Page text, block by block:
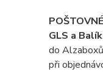
GLS a
do
při